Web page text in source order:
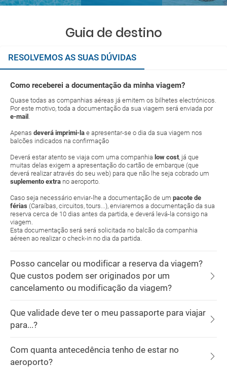
Guia de destino
RESOLVEMOS AS SUAS DÚVIDAS
Como receberei a documentação da minha viagem?
Quase todas as companhias aéreas já emitem os bilhetes electrónicos.
Por este motivo, toda a documentação da sua viagem será enviada por
e-mail .
Apenas deverá imprimi-la e apresentar-se o dia da sua viagem nos
balcões indicados na confirmação
Deverá estar atento se viaja com uma companhia low cost, já que
muitas delas exigem a apresentação do cartão de embarque (que
deverá realizar através do seu web) para que não lhe seja cobrado um
suplemento extra no aeroporto.
Caso seja necessário enviar-lhe a documentação de um pacote de
férias (Caraíbas, circuitos, tours...), enviaremos a documentação da sua
reserva cerca de 10 dias antes da partida, e deverá levá-la consigo na
viagem.
Esta documentação será será solicitada no balcão da companhia
aéreen ao realizar o check-in no dia da partida.
Posso cancelar ou modificar a reserva da viagem?
Que custos podem ser originados por um
cancelamento ou modificação da viagem?
Que validade deve ter o meu passaporte para viajar
para...?
Com quanta antecedência tenho de estar no
aeroporto?